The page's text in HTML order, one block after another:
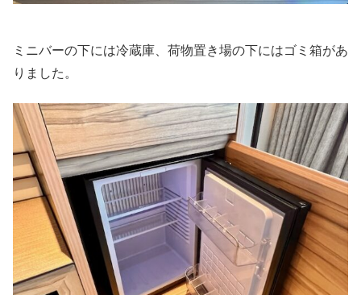
ミニバーの下には冷蔵庫、荷物置き場の下にはゴミ箱があ
りました。